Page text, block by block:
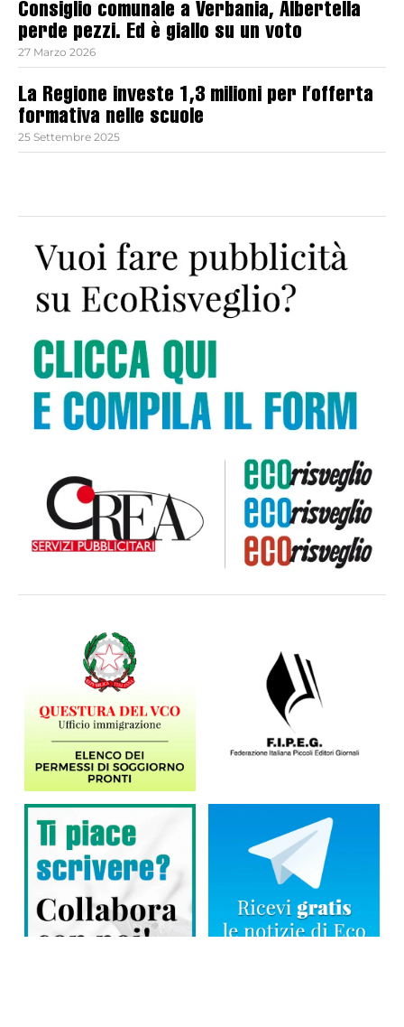
Consiglio comunale a Verbania, Albertella
perde pezzi. Ed è giallo su un voto
27 Marzo 2026
La Regione investe 1,3 milioni per l’offerta
formativa nelle scuole
25 Settembre 2025